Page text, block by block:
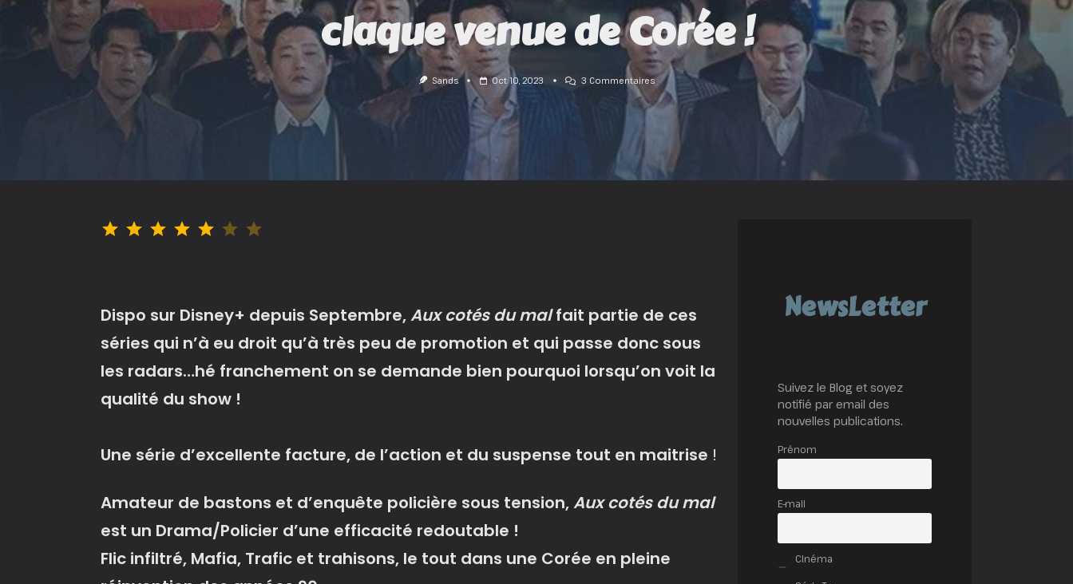
claque venue de Corée !
Sands Oct 10, 2023 3 CommentairesSur
Aux
Cotés
Nouvelle
Claque
Dispo sur Disney+ depuis Septembre,Aux cotés du malfait partie de ces
séries qui n’à eu droit qu’à très peu de promotion et qui passe donc sous
les radars…hé franchement on se demande bien pourquoi lorsqu’on voit la
qualité du show !
Une série d’excellente facture, de l’action et du suspense tout en maitrise !
Amateur de bastons et d’enquête policière sous tension,Aux cotés du mal
est un Drama/Policier d’une efficacité redoutable !
Flic infiltré, Mafia, Trafic et trahisons, le tout dans une Corée en pleine
NewsLetter
Suivez le Blog et soyez
notifié par email des
nouvelles publications.
Prénom
E-mail
Cinéma